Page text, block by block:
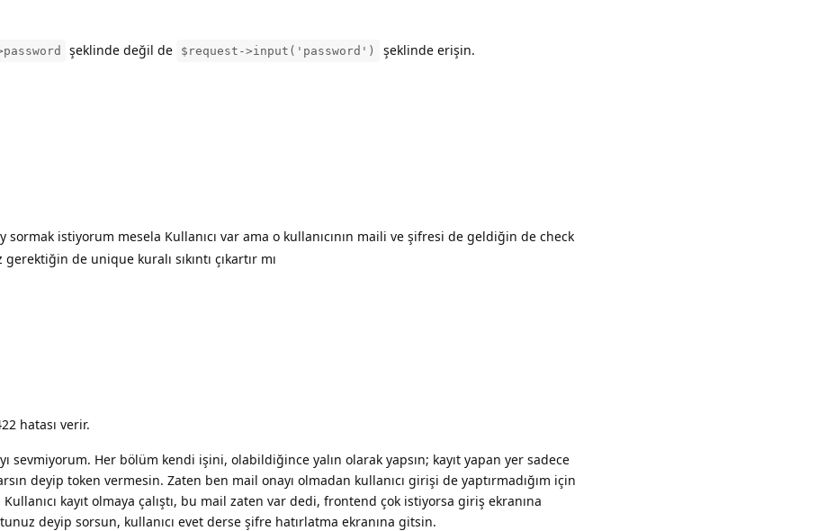
şeklinde değil de $request->input('password') şeklinde erişin.
sormak istiyorum mesela Kullanıcı var ama o kullanıcının maili ve şifresi de geldiğin de check
de unique kuralı sıkıntı çıkartır mı
hatası verir.
sevmiyorum. Her bölüm kendi işini, olabildiğince yalın olarak yapsın; kayıt yapan yer sadece
deyip token vermesin. Zaten ben mail onayı olmadan kullanıcı girişi de yaptırmadığım için
kayıt olmaya çalıştı, bu mail zaten var dedi, frontend çok istiyorsa giriş ekranına
deyip sorsun, kullanıcı evet derse şifre hatırlatma ekranına gitsin.